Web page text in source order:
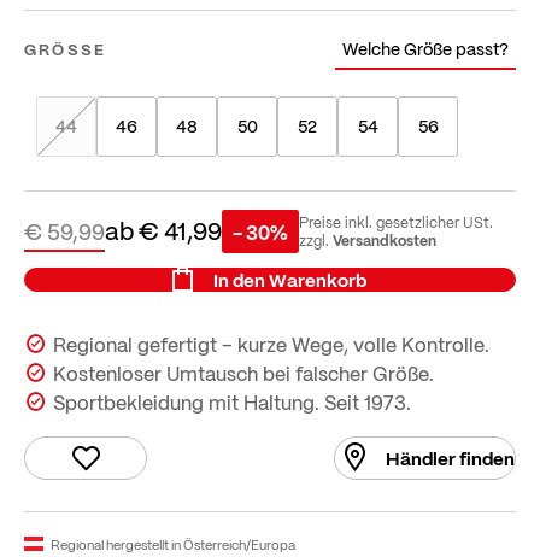
GRÖSSE Welche Größe passt?
44 46 48 50 52 54 56
ab€ 41,99
€ 59,99 - 30% Preise inkl. gesetzlicher USt.
zzgl. Versandkosten
In den Warenkorb
Regional gefertigt – kurze Wege, volle Kontrolle.
Kostenloser Umtausch bei falscher Größe.
Sportbekleidung mit Haltung. Seit 1973.
Händler finden
Regional hergestellt in Österreich/Europa